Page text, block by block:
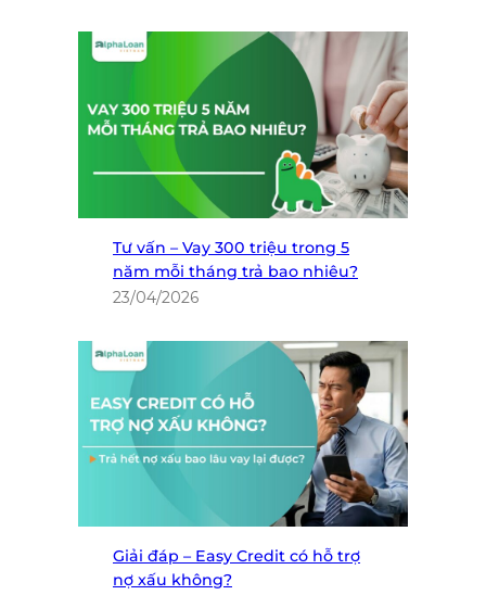
Tư vấn – Vay 300 triệu trong 5
năm mỗi tháng trả bao nhiêu?
23/04/2026
Giải đáp – Easy Credit có hỗ trợ
nợ xấu không?